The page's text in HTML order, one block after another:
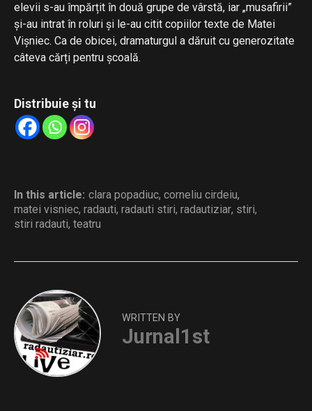
elevii s-au împărțit în două grupe de vârstă, iar „musafirii”
și-au intrat în roluri și le-au citit copiilor texte de Matei
Vișniec. Ca de obicei, dramaturgul a dăruit cu generozitate
câteva cărți pentru școală.
Distribuie și tu
In this article: clara popadiuc, corneliu cirdeiu,
matei visniec, radauti, radauti stiri, radautiziar, stiri,
stiri radauti, teatru
WRITTEN BY
Jurnal1st